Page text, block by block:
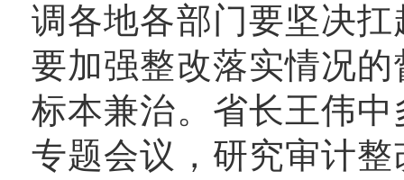
调各地各部门要坚决
要加强整改落实情况
标本兼治。省长王伟
专题会议，研究审计